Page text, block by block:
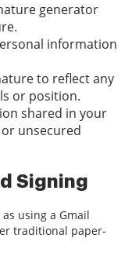
generator
information
to reflect any
or position.
shared in your
unsecured
Signing
using a Gmail
traditional paper-